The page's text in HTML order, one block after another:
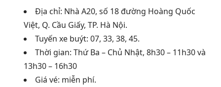
Địa chỉ: Nhà A20, số 18 đường Hoàng Quốc
Việt, Q. Cầu Giấy, TP. Hà Nội.
Tuyến xe buýt: 07, 33, 38, 45.
Thời gian: Thứ Ba – Chủ Nhật, 8h30 – 11h30 và
13h30 – 16h30
Giá vé: miễn phí.